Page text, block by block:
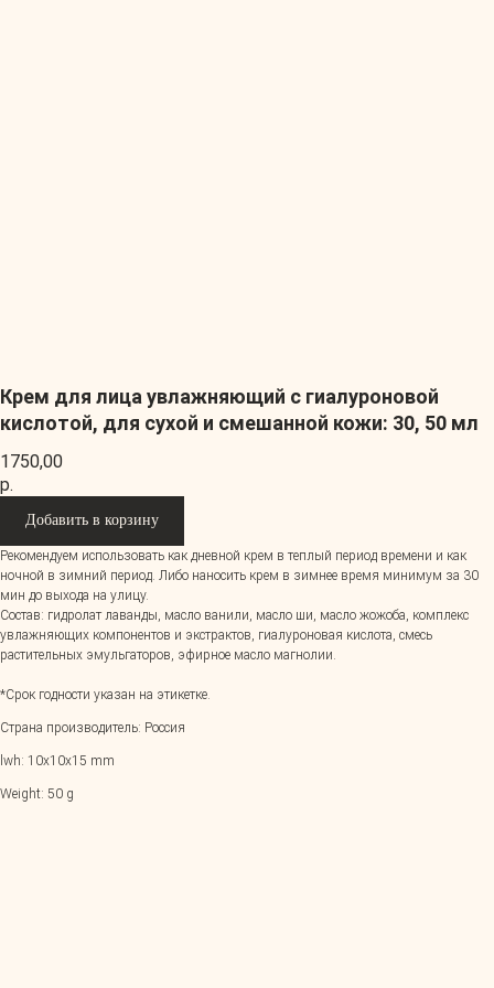
Крем для лица увлажняющий с гиалуроновой
кислотой, для сухой и смешанной кожи: 30, 50 мл
1750,00
р.
Добавить в корзину
Рекомендуем использовать как дневной крем в теплый период времени и как
ночной в зимний период. Либо наносить крем в зимнее время минимум за 30
мин до выхода на улицу.
Состав: гидролат лаванды, масло ванили, масло ши, масло жожоба, комплекс
увлажняющих компонентов и экстрактов, гиалуроновая кислота, смесь
растительных эмульгаторов, эфирное масло магнолии.
*Срок годности указан на этикетке.
Страна производитель: Россия
lwh: 10x10x15 mm
Weight: 50 g